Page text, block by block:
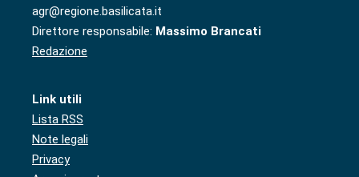
agr@regione.basilicata.it
Direttore responsabile: Massimo Brancati
Redazione
Link utili
Lista RSS
Note legali
Privacy